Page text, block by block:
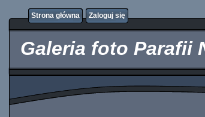
Strona główna
Zaloguj się
Galeria foto Parafii